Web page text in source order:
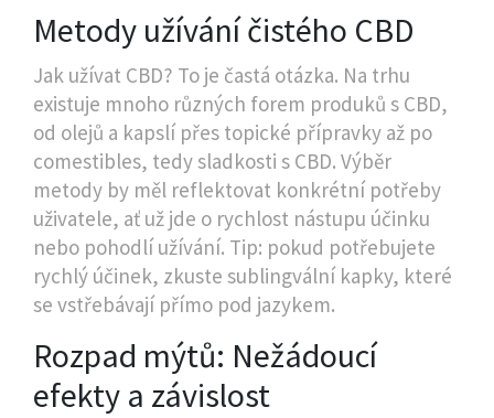
Metody užívání čistého CBD
Jak užívat CBD? To je častá otázka. Na trhu
existuje mnoho různých forem produků s CBD,
od olejů a kapslí přes topické přípravky až po
comestibles, tedy sladkosti s CBD. Výběr
metody by měl reflektovat konkrétní potřeby
uživatele, ať už jde o rychlost nástupu účinku
nebo pohodlí užívání. Tip: pokud potřebujete
rychlý účinek, zkuste sublingvální kapky, které
se vstřebávají přímo pod jazykem.
Rozpad mýtů: Nežádoucí
efekty a závislost